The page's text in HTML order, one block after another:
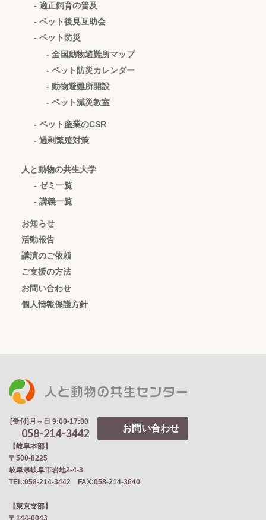
- 適正飼育の普及
- ペット後見互助会
- ペット防災
- 全国動物避難所マップ
- ペット防災カレンダー
- 動物避難所開設
- ペット減災教室
- ペット産業のCSR
- 過剰繁殖対策
人と動物の共生大学
- ゼミ一覧
- 講義一覧
お知らせ
活動報告
講演のご依頼
ご支援の方法
お問い合わせ
個人情報保護方針
[受付]月～日 9:00-17:00
058-214-3442 お問い合わせ
【岐阜本部】
〒500-8225
岐阜県岐阜市岩地2‐4‐3
TEL:058-214-3442 FAX:058-214-3640
【東京支部】
〒144-0043